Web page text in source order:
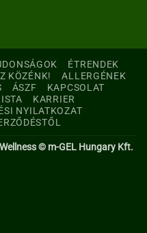
ÉTRENDEK
KÖZÉNK!
ALLERGÉNEK
ÁSZF
KAPCSOLAT
KARRIER
NYILATKOZAT
© m-GEL Hungary Kft.